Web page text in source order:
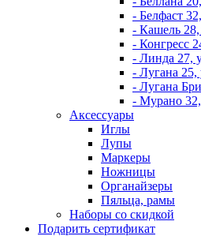
- Белфаст
- Кашель 28,
- Конгресс
- Линда 27,
- Лугана 25,
- Лугана
- Мурано
Аксессуары
Иглы
Лупы
Маркеры
Ножницы
Органайзеры
Пяльца, рамы
Наборы со скидкой
Подарить сертификат